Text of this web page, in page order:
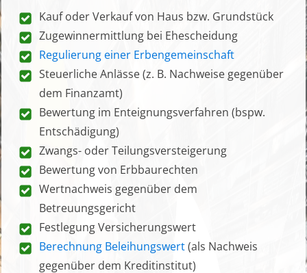
Kauf oder Verkauf von Haus bzw. Grundstück
Zugewinnermittlung bei Ehescheidung
Regulierung einer Erbengemeinschaft
Steuerliche Anlässe (z. B. Nachweise gegenüber
dem Finanzamt)
Bewertung im Enteignungsverfahren (bspw.
Entschädigung)
Zwangs- oder Teilungsversteigerung
Bewertung von Erbbaurechten
Wertnachweis gegenüber dem
Betreuungsgericht
Festlegung Versicherungswert
Berechnung Beleihungswert(als Nachweis
gegenüber dem Kreditinstitut)